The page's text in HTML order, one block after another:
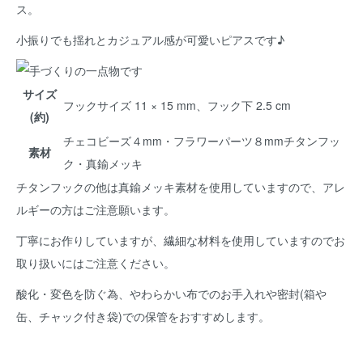
ス。
小振りでも揺れとカジュアル感が可愛いピアスです♪
サイズ
(約)
フックサイズ 11 × 15 mm、フック下 2.5 cm
素材
チェコビーズ４mm・フラワーパーツ８mmチタンフッ
ク・真鍮メッキ
チタンフックの他は真鍮メッキ素材を使用していますので、アレ
ルギーの方はご注意願います。
丁寧にお作りしていますが、繊細な材料を使用していますのでお
取り扱いにはご注意ください。
酸化・変色を防ぐ為、やわらかい布でのお手入れや密封(箱や
缶、チャック付き袋)での保管をおすすめします。